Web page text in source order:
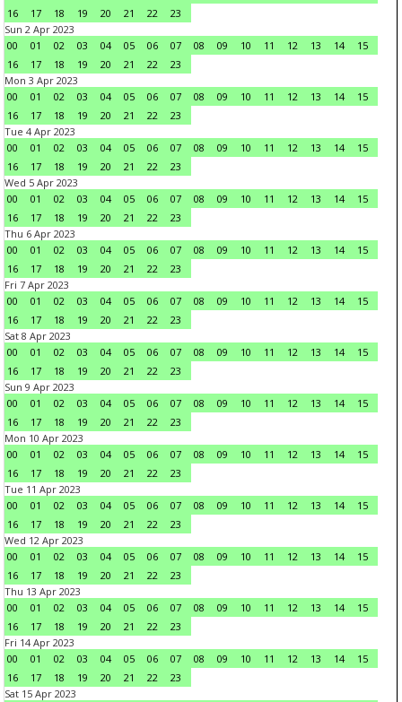
16
17 18 19 20 21 22
23
Sun 2 Apr 2023
00
01 02 03 04 05 06 07 08 09 10 11 12 13 14
15
16
17 18 19 20 21 22
23
Mon 3 Apr 2023
00
01 02 03 04 05 06 07 08 09 10 11 12 13 14
15
16
17 18 19 20 21 22
23
Tue 4 Apr 2023
00
01 02 03 04 05 06 07 08 09 10 11 12 13 14
15
16
17 18 19 20 21 22
23
Wed 5 Apr 2023
00
01 02 03 04 05 06 07 08 09 10 11 12 13 14
15
16
17 18 19 20 21 22
23
Thu 6 Apr 2023
00
01 02 03 04 05 06 07 08 09 10 11 12 13 14
15
16
17 18 19 20 21 22
23
Fri 7 Apr 2023
00
01 02 03 04 05 06 07 08 09 10 11 12 13 14
15
16
17 18 19 20 21 22
23
Sat 8 Apr 2023
00
01 02 03 04 05 06 07 08 09 10 11 12 13 14
15
16
17 18 19 20 21 22
23
Sun 9 Apr 2023
00
01 02 03 04 05 06 07 08 09 10 11 12 13 14
15
16
17 18 19 20 21 22
23
Mon 10 Apr 2023
00
01 02 03 04 05 06 07 08 09 10 11 12 13 14
15
16
17 18 19 20 21 22
23
Tue 11 Apr 2023
00
01 02 03 04 05 06 07 08 09 10 11 12 13 14
15
16
17 18 19 20 21 22
23
Wed 12 Apr 2023
00
01 02 03 04 05 06 07 08 09 10 11 12 13 14
15
16
17 18 19 20 21 22
23
Thu 13 Apr 2023
00
01 02 03 04 05 06 07 08 09 10 11 12 13 14
15
16
17 18 19 20 21 22
23
Fri 14 Apr 2023
00
01 02 03 04 05 06 07 08 09 10 11 12 13 14
15
16
17 18 19 20 21 22
23
Sat 15 Apr 2023